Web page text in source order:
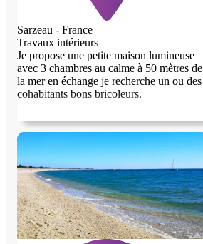
Sarzeau - France
Travaux intérieurs
Je propose une petite maison lumineuse
avec 3 chambres au calme à 50 mètres de
la mer en échange je recherche un ou des
cohabitants bons bricoleurs.